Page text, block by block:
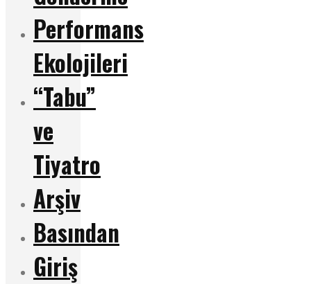
Performans
Ekolojileri
“Tabu”
ve
Tiyatro
Arşiv
Basından
Giriş